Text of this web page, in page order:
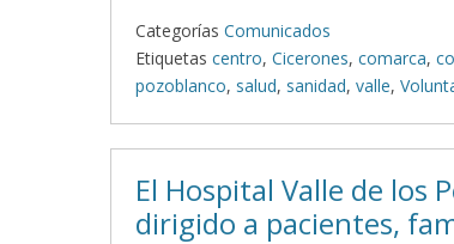
Categorías Comunicados
Etiquetas centro, Cicerones, comarca,
pozoblanco, salud, sanidad, valle,
El Hospital Valle de los
dirigido a pacientes,